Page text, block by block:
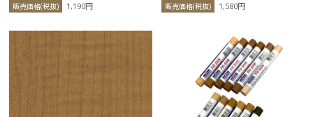
販売価格(税抜) 1,190円 販売価格(税抜) 1,580円